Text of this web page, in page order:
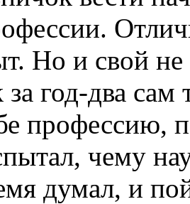
Но и свой не
год-два сам
профессию,
чему
думал, и